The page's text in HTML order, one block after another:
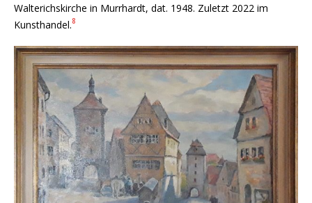
Walterichskirche in Murrhardt, dat. 1948. Zuletzt 2022 im
Kunsthandel.8